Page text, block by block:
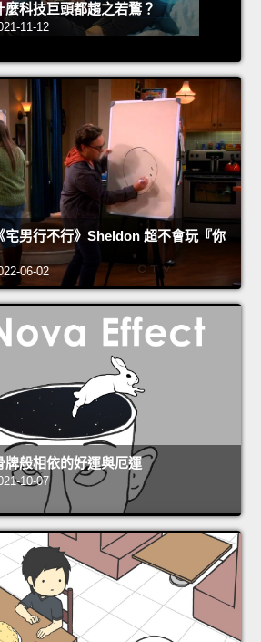
麼科技巨頭都趨之若鶩？
11-12
宅男行不行》Sheldon 超不會玩『你
06-02
牌般相依的好運與厄運
10-07